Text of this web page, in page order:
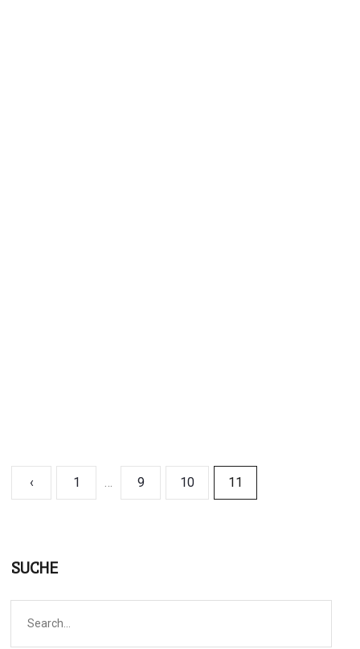
‹ 1 … 9 10 11
SUCHE